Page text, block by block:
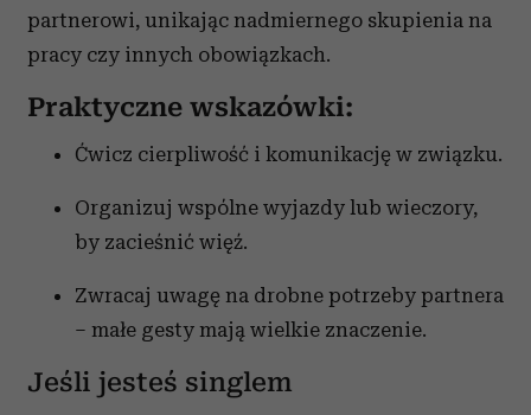
partnerowi, unikając nadmiernego skupienia na
pracy czy innych obowiązkach.
Praktyczne wskazówki:
Ćwicz cierpliwość i komunikację w związku.
Organizuj wspólne wyjazdy lub wieczory,
by zacieśnić więź.
Zwracaj uwagę na drobne potrzeby partnera
– małe gesty mają wielkie znaczenie.
Jeśli jesteś singlem